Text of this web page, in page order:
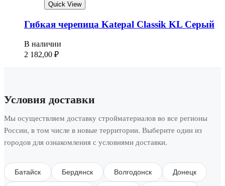
Quick View
Гибкая черепица Katepal Classik KL Серый
В наличии
2 182,00 ₽
Условия доставки
Мы осуществляем доставку стройматериалов во все регионы
России, в том числе в новые территории. Выберите один из
городов для ознакомления с условиями доставки.
Батайск Бердянск Волгодонск Донецк